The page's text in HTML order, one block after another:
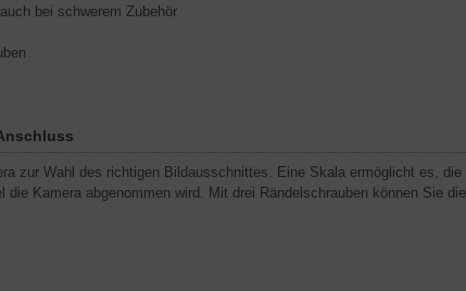
bei schwerem Zubehör
zur Wahl des richtigen Bildausschnittes. Eine Skala ermöglicht es, die
die Kamera abgenommen wird. Mit drei Rändelschrauben können Sie